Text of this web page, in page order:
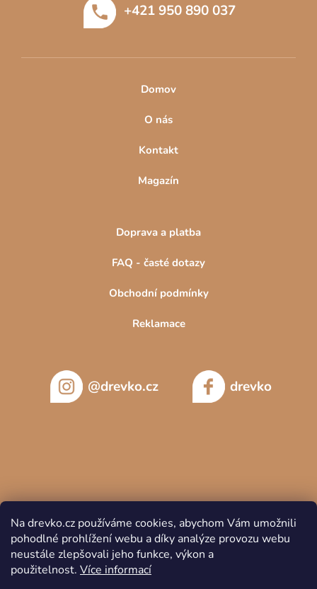
Na drevko.cz používáme cookies, abychom Vám umožnili
pohodlné prohlížení webu a díky analýze provozu webu
neustále zlepšovali jeho funkce, výkon a
použitelnost. Více informací
+421 950 890 037
Domov
O nás
Kontakt
Magazín
Doprava a platba
FAQ - časté dotazy
Obchodní podmínky
Reklamace
@drevko.cz drevko